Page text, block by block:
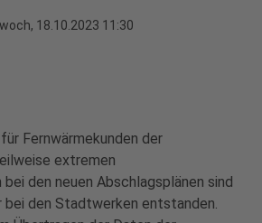
18.10.2023 11:30
Fernwärmekunden der
extremen
den neuen Abschlagsplänen sind
bei den Stadtwerken entstanden.